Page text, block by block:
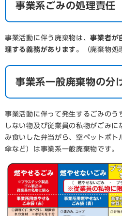
事業系ごみの処理責任
事業活動に伴う廃棄物は、事業者が
理する義務があります。
（廃棄物処
事業系一般廃棄物の分
事業活動に伴って発生するごみの
しない物及び従業員の私物がごみ
み食いした弁当がら、空ペットボト
傘など）は事業系一般廃棄物です。